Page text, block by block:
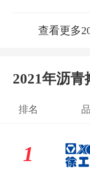
查看更多
2021年沥
排名
1